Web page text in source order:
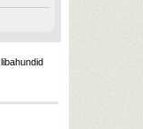
libahundid